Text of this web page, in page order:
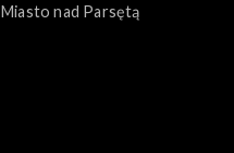
Miasto nad Parsętą